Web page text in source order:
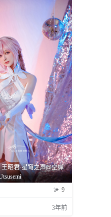
昭君·星穹之声@空蝉
9
3年前